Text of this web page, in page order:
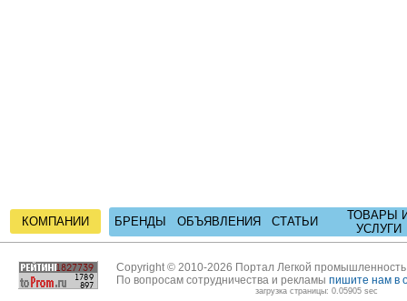
КОМПАНИИ БРЕНДЫ ОБЪЯВЛЕНИЯ СТАТЬИ
ТОВАРЫ
УСЛУГИ
Copyright © 2010-2026 Портал Легкой
По вопросам сотрудничества и рекламы пишите нам в
загрузка страницы: 0.05905 sec